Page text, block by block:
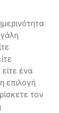
ένα
επιλογή
τον